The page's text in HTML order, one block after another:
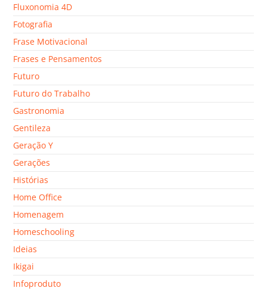
Fluxonomia 4D
Fotografia
Frase Motivacional
Frases e Pensamentos
Futuro
Futuro do Trabalho
Gastronomia
Gentileza
Geração Y
Gerações
Histórias
Home Office
Homenagem
Homeschooling
Ideias
Ikigai
Infoproduto